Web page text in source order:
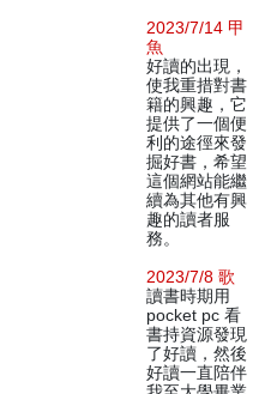
2023/7/14 甲
魚
好讀的出現，
使我重措對書
籍的興趣，它
提供了一個便
利的途徑來發
掘好書，希望
這個網站能繼
續為其他有興
趣的讀者服
務。
2023/7/8 歌
讀書時期用
pocket pc 看
書持資源發現
了好讀，然後
好讀一直陪伴